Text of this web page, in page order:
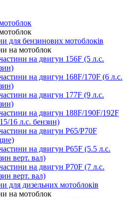
для бензинових мотоблоків
на мотоблок
на двигун 156F (5 л.с.
на двигун 168F/170F (6 л.с.
на двигун 177F (9 л.с.
на двигун 188F/190F/192F
16 л.с. бензин)
на двигун P65/P70F
на двигун P65F (5.5 л.с.
верт. вал)
на двигун P70F (7 л.с.
верт. вал)
для дизельних мотоблоків
на мотоблок